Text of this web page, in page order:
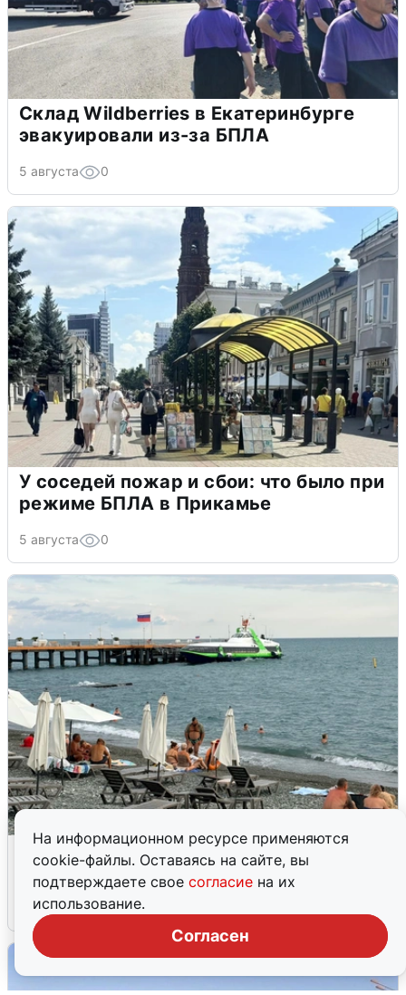
На информационном ресурсе применяются
cookie-файлы. Оставаясь на сайте, вы
подтверждаете свое согласие на их
использование.
Согласен
Склад Wildberries в Екатеринбурге
эвакуировали из-за БПЛА
5 августа 0
У соседей пожар и сбои: что было при
режиме БПЛА в Прикамье
5 августа 0
Жители и туристы Сочи рассказали
об атаке БПЛА 5 августа
5 августа 0